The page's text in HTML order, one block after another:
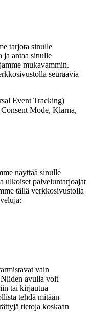
tarjota sinulle
ja antaa sinulle
mukavammin.
seuraavia
Event Tracking)
Mode, Klarna,
näyttää sinulle
ulkoiset palveluntarjoajat
tällä verkkosivustolla
vain
avulla voit
tai kirjautua
tehdä mitään
tietoja koskaan